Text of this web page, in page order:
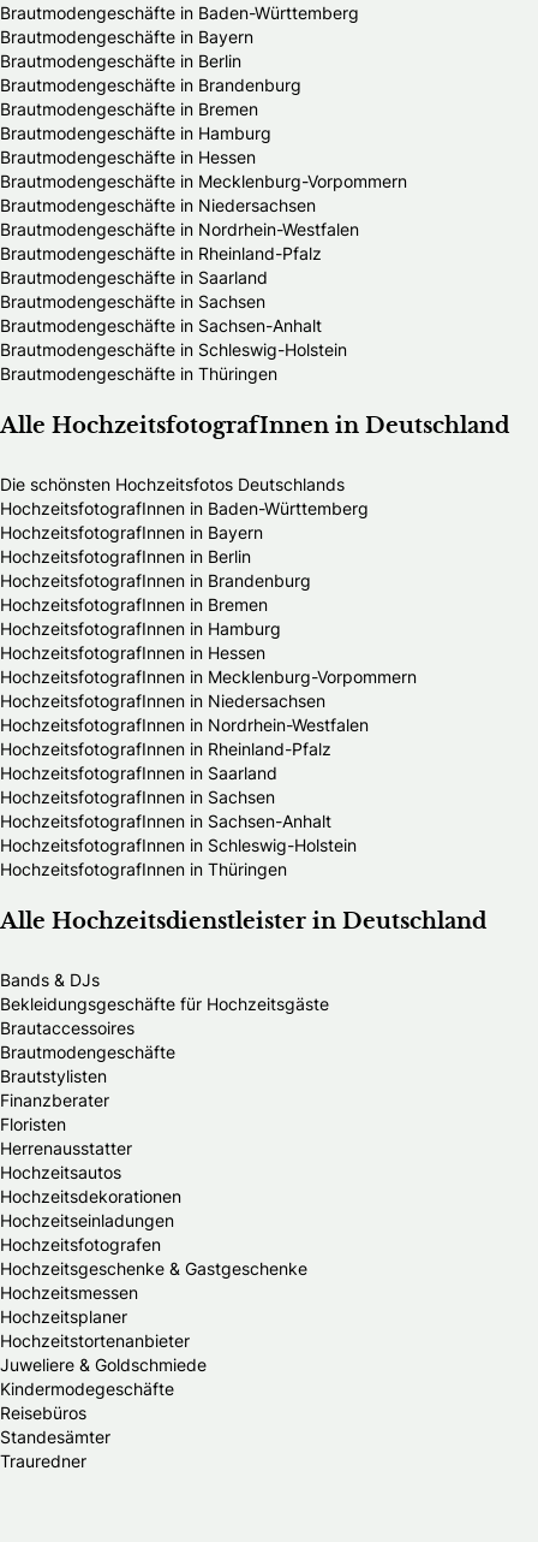
Brautmodengeschäfte in Baden-Württemberg
Brautmodengeschäfte in Bayern
Brautmodengeschäfte in Berlin
Brautmodengeschäfte in Brandenburg
Brautmodengeschäfte in Bremen
Brautmodengeschäfte in Hamburg
Brautmodengeschäfte in Hessen
Brautmodengeschäfte in Mecklenburg-Vorpommern
Brautmodengeschäfte in Niedersachsen
Brautmodengeschäfte in Nordrhein-Westfalen
Brautmodengeschäfte in Rheinland-Pfalz
Brautmodengeschäfte in Saarland
Brautmodengeschäfte in Sachsen
Brautmodengeschäfte in Sachsen-Anhalt
Brautmodengeschäfte in Schleswig-Holstein
Brautmodengeschäfte in Thüringen
Alle HochzeitsfotografInnen in Deutschland
Die schönsten Hochzeitsfotos Deutschlands
HochzeitsfotografInnen in Baden-Württemberg
HochzeitsfotografInnen in Bayern
HochzeitsfotografInnen in Berlin
HochzeitsfotografInnen in Brandenburg
HochzeitsfotografInnen in Bremen
HochzeitsfotografInnen in Hamburg
HochzeitsfotografInnen in Hessen
HochzeitsfotografInnen in Mecklenburg-Vorpommern
HochzeitsfotografInnen in Niedersachsen
HochzeitsfotografInnen in Nordrhein-Westfalen
HochzeitsfotografInnen in Rheinland-Pfalz
HochzeitsfotografInnen in Saarland
HochzeitsfotografInnen in Sachsen
HochzeitsfotografInnen in Sachsen-Anhalt
HochzeitsfotografInnen in Schleswig-Holstein
HochzeitsfotografInnen in Thüringen
Alle Hochzeitsdienstleister in Deutschland
Bands & DJs
Bekleidungsgeschäfte für Hochzeitsgäste
Brautaccessoires
Brautmodengeschäfte
Brautstylisten
Finanzberater
Floristen
Herrenausstatter
Hochzeitsautos
Hochzeitsdekorationen
Hochzeitseinladungen
Hochzeitsfotografen
Hochzeitsgeschenke & Gastgeschenke
Hochzeitsmessen
Hochzeitsplaner
Hochzeitstortenanbieter
Juweliere & Goldschmiede
Kindermodegeschäfte
Reisebüros
Standesämter
Trauredner